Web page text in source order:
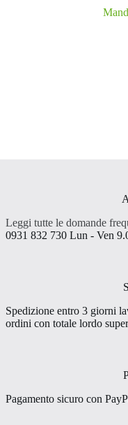
Leggi tutte le domande
0931 832 730 Lun - Ven
Spedizione entro 3 giorni
ordini con totale lordo
Pagamento sicuro con